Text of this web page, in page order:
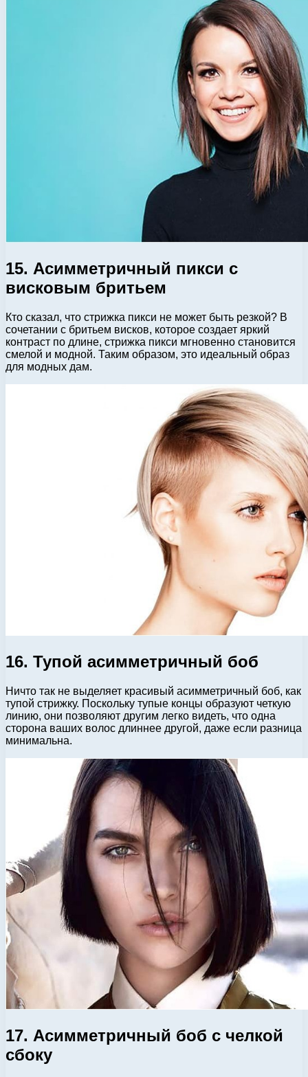
15. Асимметричный пикси с
висковым бритьем
Кто сказал, что стрижка пикси не может быть резкой? В
сочетании с бритьем висков, которое создает яркий
контраст по длине, стрижка пикси мгновенно становится
смелой и модной. Таким образом, это идеальный образ
для модных дам.
16. Тупой асимметричный боб
Ничто так не выделяет красивый асимметричный боб, как
тупой стрижку. Поскольку тупые концы образуют четкую
линию, они позволяют другим легко видеть, что одна
сторона ваших волос длиннее другой, даже если разница
минимальна.
17. Асимметричный боб с челкой
сбоку